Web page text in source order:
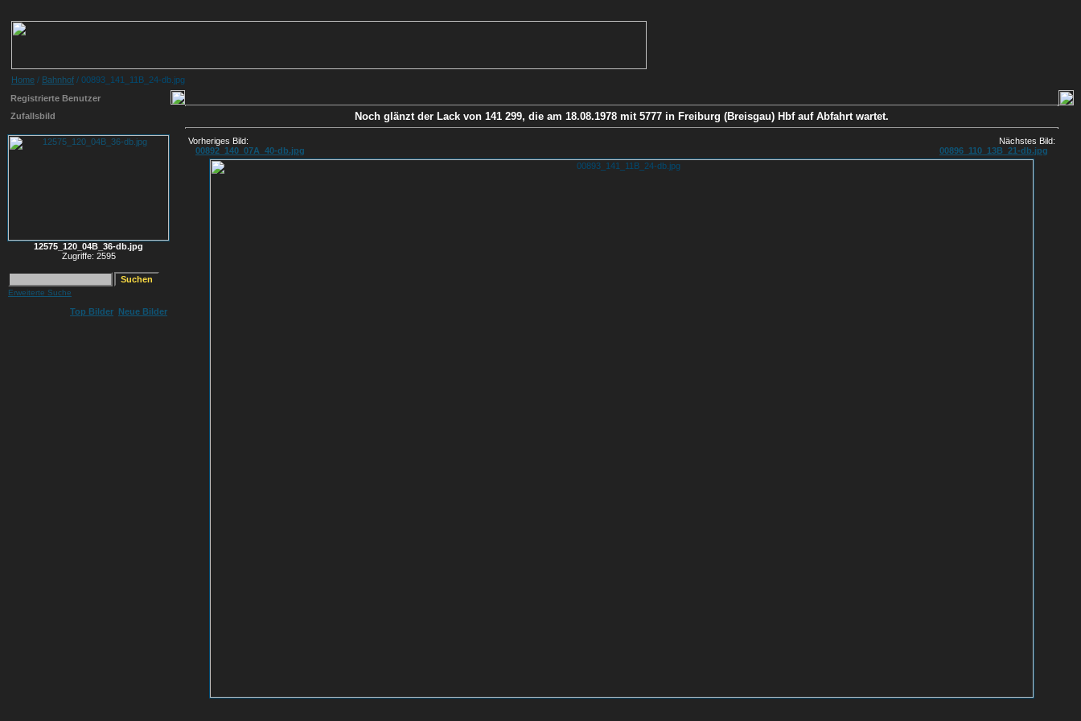
Home / Bahnhof / 00893_141_11B_24-db.jpg
Registrierte Benutzer
Zufallsbild
12575_120_04B_36-db.jpg
Zugriffe: 2595
Erweiterte Suche
Top Bilder Neue Bilder
Noch glänzt der Lack von 141 299, die am 18.08.1978 mit 5777 in Freiburg (Breisgau) Hbf auf Abfahrt wartet.
Vorheriges Bild:
00892_140_07A_40-db.jpg
Nächstes Bild:
00896_110_13B_21-db.jpg